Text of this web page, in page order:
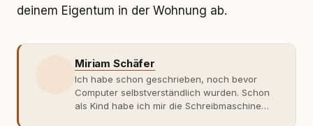
deinem Eigentum in der Wohnung ab.
Miriam Schäfer
Ich habe schon geschrieben, noch bevor
Computer selbstverständlich wurden. Schon
als Kind habe ich mir die Schreibmaschine